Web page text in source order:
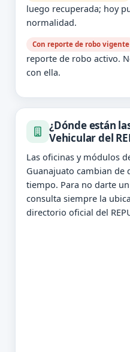
luego recuperada; hoy
normalidad.
Con reporte de robo vigente
reporte de robo activo.
con ella.
¿Dónde están
Vehicular del
Las oficinas y módulos
Guanajuato cambian
tiempo. Para no darte
consulta siempre la
directorio oficial del